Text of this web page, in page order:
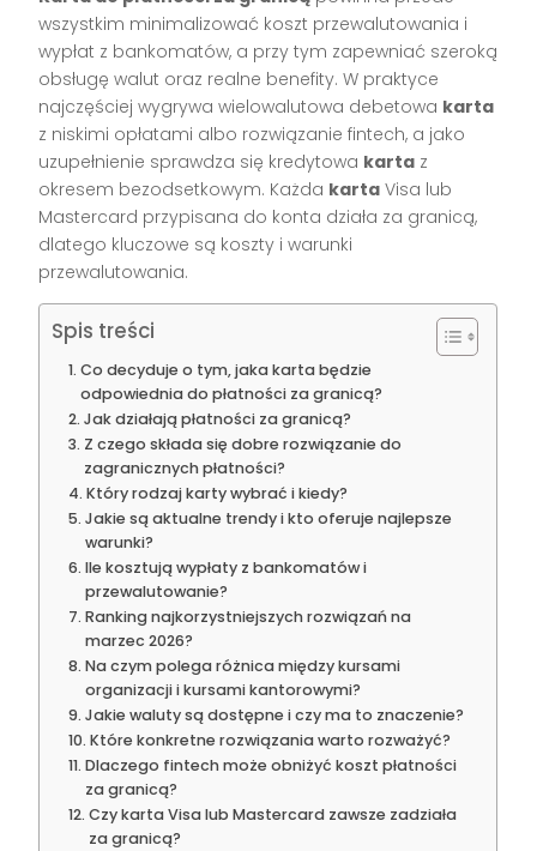
wszystkim minimalizować koszt przewalutowania i
wypłat z bankomatów, a przy tym zapewniać szeroką
obsługę walut oraz realne benefity. W praktyce
najczęściej wygrywa wielowalutowa debetowa karta
z niskimi opłatami albo rozwiązanie fintech, a jako
uzupełnienie sprawdza się kredytowa karta z
okresem bezodsetkowym. Każda karta Visa lub
Mastercard przypisana do konta działa za granicą,
dlatego kluczowe są koszty i warunki
przewalutowania.
Spis treści
Co decyduje o tym, jaka karta będzie
odpowiednia do płatności za granicą?
Jak działają płatności za granicą?
Z czego składa się dobre rozwiązanie do
zagranicznych płatności?
Który rodzaj karty wybrać i kiedy?
Jakie są aktualne trendy i kto oferuje najlepsze
warunki?
Ile kosztują wypłaty z bankomatów i
przewalutowanie?
Ranking najkorzystniejszych rozwiązań na
marzec 2026?
Na czym polega różnica między kursami
organizacji i kursami kantorowymi?
Jakie waluty są dostępne i czy ma to znaczenie?
Które konkretne rozwiązania warto rozważyć?
Dlaczego fintech może obniżyć koszt płatności
za granicą?
Czy karta Visa lub Mastercard zawsze zadziała
za granicą?